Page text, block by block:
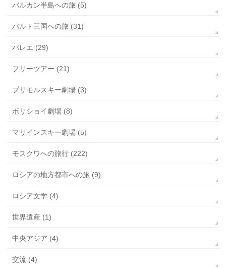
バルカン半島への旅 (5)
バルト三国への旅 (31)
バレエ (29)
フリーツアー (21)
プリモルスキー劇場 (3)
ボリショイ劇場 (8)
マリインスキー劇場 (5)
モスクワへの旅行 (222)
ロシアの地方都市への旅 (9)
ロシア文学 (4)
世界遺産 (1)
中央アジア (4)
交流 (4)